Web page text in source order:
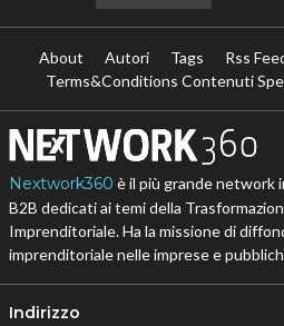
About Autori Tags Rss
Terms&Conditions Contenuti
Nextwork360 è il più grande network
B2B dedicati ai temi della
Imprenditoriale. Ha la missione di
imprenditoriale nelle imprese e
Indirizzo